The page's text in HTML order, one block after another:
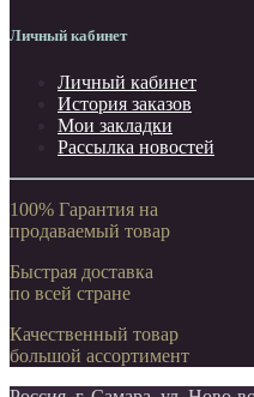
Личный кабинет
Личный кабинет
История заказов
Мои закладки
Рассылка новостей
100% Гарантия на
продаваемый товар
Быстрая доставка
по всей стране
Качественный товар
большой ассортимент